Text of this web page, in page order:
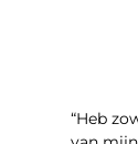
“Heb